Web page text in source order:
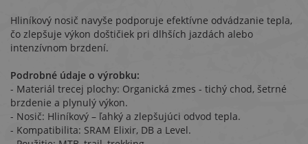
Hliníkový nosič navyše podporuje efektívne odvádzanie tepla,
čo zlepšuje výkon doštičiek pri dlhších jazdách alebo
intenzívnom brzdení.
Podrobné údaje o výrobku:
- Materiál trecej plochy: Organická zmes - tichý chod, šetrné
brzdenie a plynulý výkon.
- Nosič: Hliníkový – ľahký a zlepšujúci odvod tepla.
- Kompatibilita: SRAM Elixir, DB a Level.